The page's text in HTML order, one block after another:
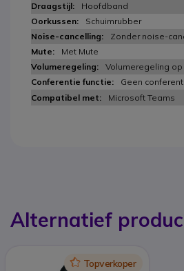
Hoofdband
Schuimrubber
Zonder noise-
Met Mute
Volumeregeling
Geen
Microsoft Teams
Alternatief
IconTopverkoper